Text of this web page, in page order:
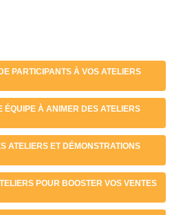
PARTICIPANTS À VOS ATELIERS
ÉQUIPE À ANIMER DES ATELIERS
ATELIERS ET DÉMONSTRATIONS
POUR BOOSTER VOS VENTES